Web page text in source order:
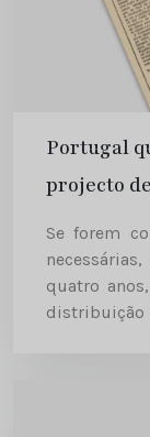
Portugal
projecto
Se forem
quatro